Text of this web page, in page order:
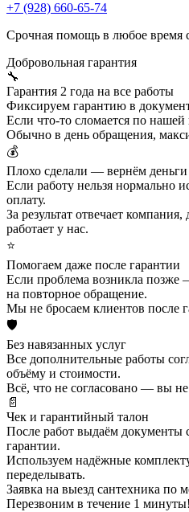
+7 (928) 660-65-74
Срочная помощь в любое время
Добровольная гарантия
🔧
Гарантия 2 года на все работы
Фиксируем гарантию в
Если что-то сломается по
Обычно в день обращения,
💰
Плохо сделали — вернём деньги
Если работу нельзя нормально
оплату.
За результат отвечает
работает у нас.
⭐
Помогаем даже после гарантии
Если проблема возникла позже
на повторное обращение.
Мы не бросаем клиентов после
🛡️
Без навязанных услуг
Все дополнительные работы
объёму и стоимости.
Всё, что не согласовано — вы не
📄
Чек и гарантийный талон
После работ выдаём документы
гарантии.
Используем надёжные
переделывать.
Заявка на выезд сантехника по
Перезвоним в течение 1 минуты!